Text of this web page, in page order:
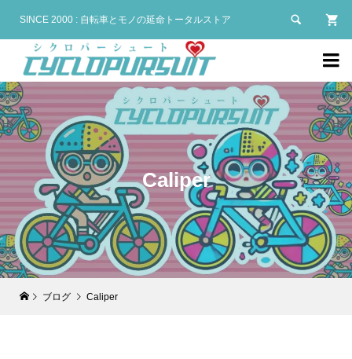
SINCE 2000 : 自転車とモノの延命トータルストア 

Caliper
ブログ Caliper